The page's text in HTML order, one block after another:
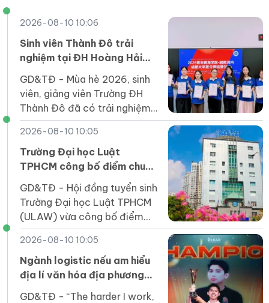
2026-08-10 10:06
Sinh viên Thành Đô trải
nghiệm tại ĐH Hoàng Hải
(Trung Quốc), nâng cao
năng lực ngôn ngữ và hội
nhập
GD&TĐ - Mùa hè 2026, sinh
viên, giảng viên Trường ĐH
Thành Đô đã có trải nghiệm
đáng nhớ tại ĐH Hoàng Hải
Thanh Đảo trong khuôn khổ
chương trình giao lưu, trải
nghiệm văn hóa Trung Quốc.
2026-08-10 10:05
Trường Đại học Luật
TPHCM công bố điểm chuẩn
2026, cao nhất 21,25 điểm
GD&TĐ - Hội đồng tuyển sinh
Trường Đại học Luật TPHCM
(ULAW) vừa công bố điểm
xét trúng tuyển trình độ đại
học chính quy năm 2026.
2026-08-10 10:05
Ngành logistic nếu am hiểu
địa lí văn hóa địa phương
giúp thích nghi nhanh chóng
GD&TĐ - “The harder I work,